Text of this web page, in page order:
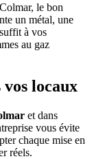
le bon
un métal, une
à vos
au gaz
locaux
et dans
vous évite
chaque mise en
réels.